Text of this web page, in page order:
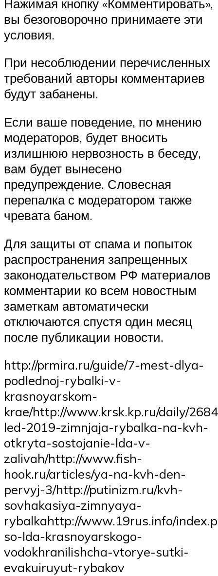
Нажимая кнопку «Комментировать»,
вы безоговорочно принимаете эти
условия.
При несоблюдении перечисленных
требований авторы комментариев
будут забанены.
Если ваше поведение, по мнению
модераторов, будет вносить
излишнюю нервозность в беседу,
вам будет вынесено
предупреждение. Словесная
перепалка с модератором также
чревата баном.
Для защиты от спама и попыток
распространения запрещенных
законодательством РФ материалов
комментарии ко всем новостным
заметкам автоматически
отключаются спустя один месяц
после публикации новости.
http://prmira.ru/guide/7-mest-dlya-
podlednoj-rybalki-v-
krasnoyarskom-
krae/http://www.krsk.kp.ru/daily/
led-2019-zimnjaja-rybalka-na-kvh-
otkryta-sostojanie-lda-v-
zalivah/http://www.fish-
hook.ru/articles/ya-na-kvh-den-
pervyj-3/http://putinizm.ru/kvh-
sovhakasiya-zimnyaya-
rybalkahttp://www.19rus.info/
so-lda-krasnoyarskogo-
vodokhranilishcha-vtorye-sutki-
evakuiruyut-rybakov